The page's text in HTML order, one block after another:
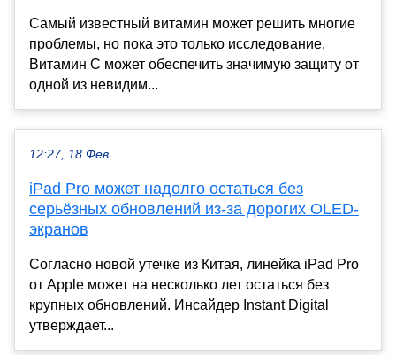
Самый известный витамин может решить многие
проблемы, но пока это только исследование.
Витамин C может обеспечить значимую защиту от
одной из невидим...
12:27, 18 Фев
iPad Pro может надолго остаться без
серьёзных обновлений из-за дорогих OLED-
экранов
Согласно новой утечке из Китая, линейка iPad Pro
от Apple может на несколько лет остаться без
крупных обновлений. Инсайдер Instant Digital
утверждает...